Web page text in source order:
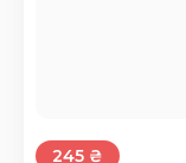
245 ₴